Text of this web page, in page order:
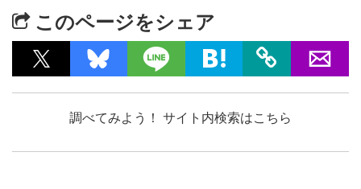
このページをシェア
調べてみよう！ サイト内検索はこちら